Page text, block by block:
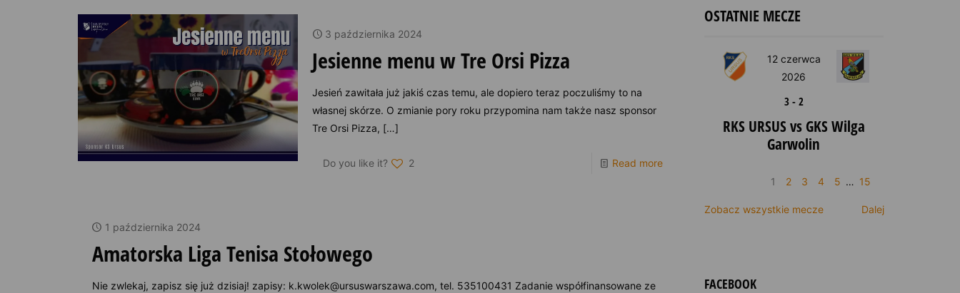
3 października 2024
Jesienne menu w Tre Orsi Pizza
Jesień zawitała już jakiś czas temu, ale dopiero teraz poczuliśmy to na
własnej skórze. O zmianie pory roku przypomina nam także nasz sponsor
Tre Orsi Pizza, […]
Do you like it? 2 Read more
1 października 2024
Amatorska Liga Tenisa Stołowego
Nie zwlekaj, zapisz się już dzisiaj! zapisy: k.kwolek@ursuswarszawa.com, tel. 535100431 Zadanie współfinansowane ze
OSTATNIE MECZE
12 czerwca
2026
3- 2
RKS URSUS vs GKS Wilga
Garwolin
1 2 3 4 5 … 15
Dalej
Zobacz wszystkie mecze
FACEBOOK